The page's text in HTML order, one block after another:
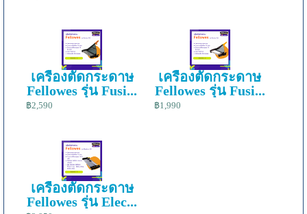
เครื่องตัดกระดาษ
Fellowes รุ่น Fusi...
฿2,590
เครื่องตัดกระดาษ
Fellowes รุ่น Fusi...
฿1,990
เครื่องตัดกระดาษ
Fellowes รุ่น Elec...